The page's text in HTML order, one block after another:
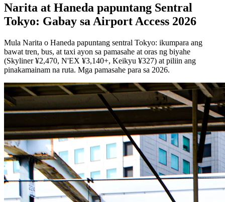
Narita at Haneda papuntang Sentral
Tokyo: Gabay sa Airport Access 2026
Mula Narita o Haneda papuntang sentral Tokyo: ikumpara ang
bawat tren, bus, at taxi ayon sa pamasahe at oras ng biyahe
(Skyliner ¥2,470, N'EX ¥3,140+, Keikyu ¥327) at piliin ang
pinakamainam na ruta. Mga pamasahe para sa 2026.